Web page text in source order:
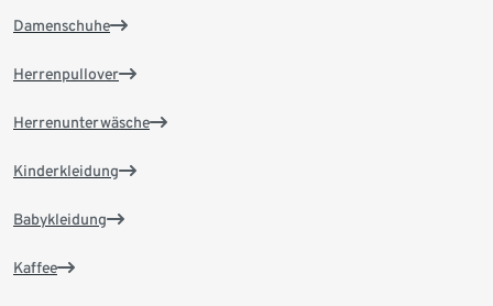
Damenschuhe
Herrenpullover
Herrenunterwäsche
Kinderkleidung
Babykleidung
Kaffee